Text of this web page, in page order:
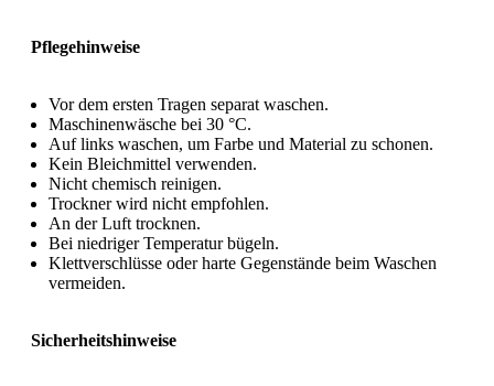
Pflegehinweise
Vor dem ersten Tragen separat waschen.
Maschinenwäsche bei 30 °C.
Auf links waschen, um Farbe und Material zu schonen.
Kein Bleichmittel verwenden.
Nicht chemisch reinigen.
Trockner wird nicht empfohlen.
An der Luft trocknen.
Bei niedriger Temperatur bügeln.
Klettverschlüsse oder harte Gegenstände beim Waschen
vermeiden.
Sicherheitshinweise